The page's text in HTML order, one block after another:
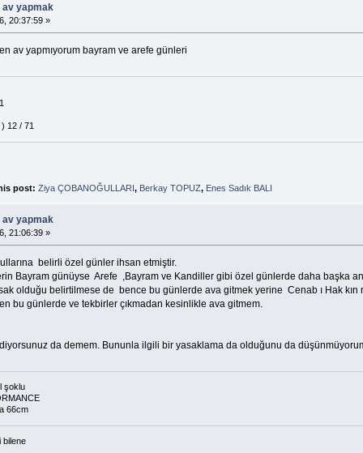
av yapmak
20:37:59 »
av yapmıyorum bayram ve arefe günleri
12 / 71
post: Ziya ÇOBANOĞULLARI, Berkay TOPUZ, Enes Sadık BALI
av yapmak
21:06:39 »
belirli özel günler ihsan etmiştir.
Bayram günüyse Arefe ,Bayram ve Kandiller gibi özel günlerde daha başka
olduğu belirtilmese de bence bu günlerde ava gitmek yerine Cenab ı Hak kın
bu günlerde ve tekbirler çıkmadan kesinlikle ava gitmem.
da demem. Bununla ilgili bir yasaklama da olduğunu da
şoklu
66cm
bilene